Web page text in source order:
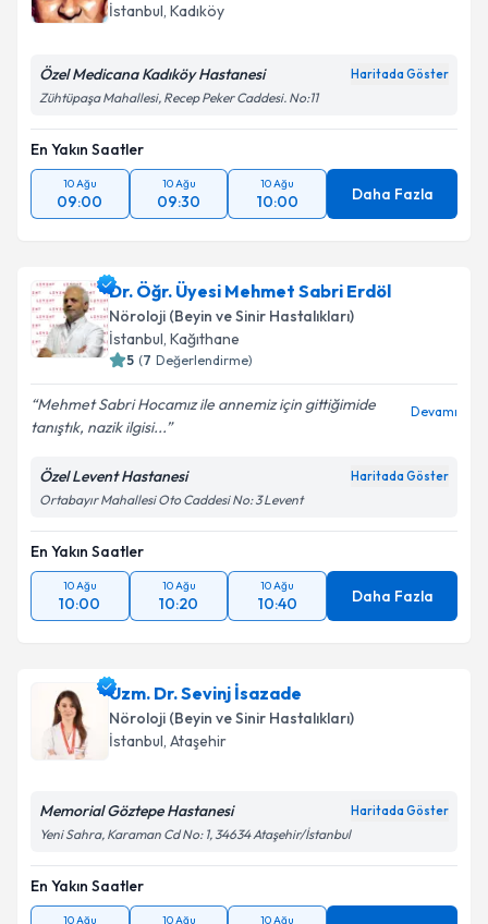
E-posta Adresiniz
Kişisel verilerimin işlenmesine ilişkinAydınlatma
Metni
kapsamda işlenmesini kabul ediyorum.
İstanbul, Kadıköy
Özel Medicana Kadıköy Hastanesi Haritada Göster
Zühtüpaşa Mahallesi, Recep Peker Caddesi. No:11
En Yakın Saatler
10 Ağu
09:00
10 Ağu
09:30
10 Ağu
10:00 Daha Fazla
Dr. Öğr. Üyesi Mehmet Sabri Erdöl
Nöroloji (Beyin ve Sinir Hastalıkları)
İstanbul, Kağıthane
5 (7 Değerlendirme)
Mehmet Sabri Hocamız ile annemiz için gittiğimide
tanıştık, nazik ilgisi...
Devamı
Özel Levent Hastanesi Haritada Göster
Ortabayır Mahallesi Oto Caddesi No: 3 Levent
En Yakın Saatler
10 Ağu
10:00
10 Ağu
10:20
10 Ağu
10:40 Daha Fazla
Uzm. Dr. Sevinj İsazade
Nöroloji (Beyin ve Sinir Hastalıkları)
İstanbul, Ataşehir
Memorial Göztepe Hastanesi Haritada Göster
Yeni Sahra, Karaman Cd No: 1, 34634 Ataşehir/İstanbul
En Yakın Saatler
10 Ağu 10 Ağu 10 Ağu